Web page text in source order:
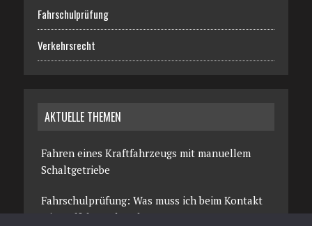
Fahrschulprüfung
Verkehrsrecht
AKTUELLE THEMEN
Fahren eines Kraftfahrzeugs mit manuellem
Schaltgetriebe
Fahrschulprüfung: Was muss ich beim Kontakt
mit Radfahrern beachten